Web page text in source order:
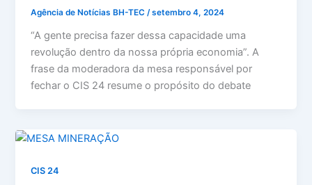
Agência de Notícias BH-TEC/setembro 4, 2024
“A gente precisa fazer dessa capacidade uma
revolução dentro da nossa própria economia”. A
frase da moderadora da mesa responsável por
fechar o CIS 24 resume o propósito do debate
CIS 24